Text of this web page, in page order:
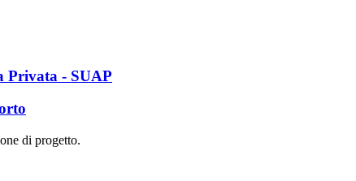
Privata - SUAP
di progetto.